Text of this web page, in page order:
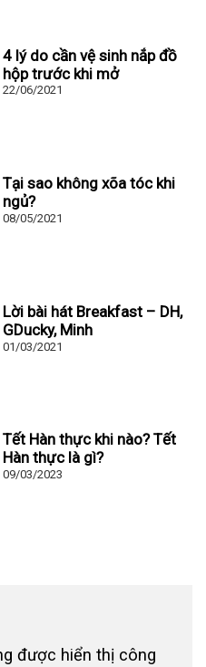
4 lý do cần vệ sinh nắp đồ
hộp trước khi mở
22/06/2021
Tại sao không xõa tóc khi
ngủ?
08/05/2021
Lời bài hát Breakfast – DH,
GDucky, Minh
01/03/2021
Tết Hàn thực khi nào? Tết
Hàn thực là gì?
09/03/2023
được hiển thị công